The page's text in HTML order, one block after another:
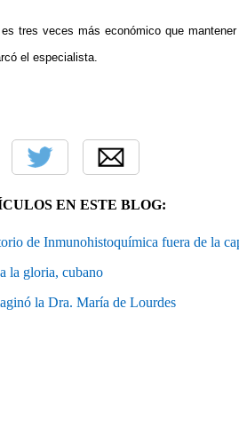
tres veces más económico que
el especialista.
EN ESTE BLOG:
de Inmunohistoquímica fuera de la
la gloria, cubano
la Dra. María de Lourdes